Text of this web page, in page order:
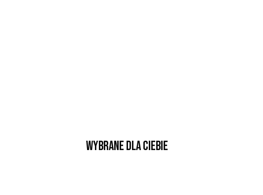
Wybrane dla Ciebie